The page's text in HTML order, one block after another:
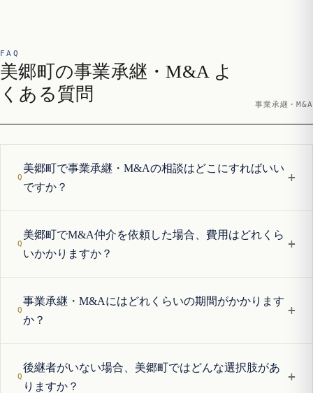
FAQ
美郷町の事業承継・M&A よ
くある質問
事業承継・M&A
美郷町で事業承継・M&Aの相談はどこにすればいい
ですか？
+
美郷町でM&A仲介を依頼した場合、費用はどれくら
いかかりますか？
+
事業承継・M&Aにはどれくらいの期間がかかります
か？
+
後継者がいない場合、美郷町ではどんな選択肢があ
りますか？
+